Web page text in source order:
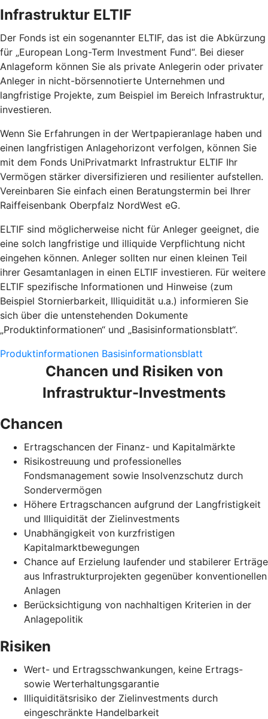
Infrastruktur ELTIF
Der Fonds ist ein sogenannter ELTIF, das ist die Abkürzung
für „European Long-Term Investment Fund“. Bei dieser
Anlageform können Sie als private Anlegerin oder privater
Anleger in nicht-börsennotierte Unternehmen und
langfristige Projekte, zum Beispiel im Bereich Infrastruktur,
investieren.
Wenn Sie Erfahrungen in der Wertpapieranlage haben und
einen langfristigen Anlagehorizont verfolgen, können Sie
mit dem Fonds UniPrivatmarkt Infrastruktur ELTIF Ihr
Vermögen stärker diversifizieren und resilienter aufstellen.
Vereinbaren Sie einfach einen Beratungstermin bei Ihrer
Raiffeisenbank Oberpfalz NordWest eG.
ELTIF sind möglicherweise nicht für Anleger geeignet, die
eine solch langfristige und illiquide Verpflichtung nicht
eingehen können. Anleger sollten nur einen kleinen Teil
ihrer Gesamtanlagen in einen ELTIF investieren. Für weitere
ELTIF spezifische Informationen und Hinweise (zum
Beispiel Stornierbarkeit, Illiquidität u.a.) informieren Sie
sich über die untenstehenden Dokumente
„Produktinformationen“ und „Basisinformationsblatt“.
Produktinformationen Basisinformationsblatt
Chancen und Risiken von
Infrastruktur-Investments
Chancen
Ertragschancen der Finanz- und Kapitalmärkte
Risikostreuung und professionelles
Fondsmanagement sowie Insolvenzschutz durch
Sondervermögen
Höhere Ertragschancen aufgrund der Langfristigkeit
und Illiquidität der Zielinvestments
Unabhängigkeit von kurzfristigen
Kapitalmarktbewegungen
Chance auf Erzielung laufender und stabilerer Erträge
aus Infrastrukturprojekten gegenüber konventionellen
Anlagen
Berücksichtigung von nachhaltigen Kriterien in der
Anlagepolitik
Risiken
Wert- und Ertragsschwankungen, keine Ertrags-
sowie Werterhaltungsgarantie
Illiquiditätsrisiko der Zielinvestments durch
eingeschränkte Handelbarkeit